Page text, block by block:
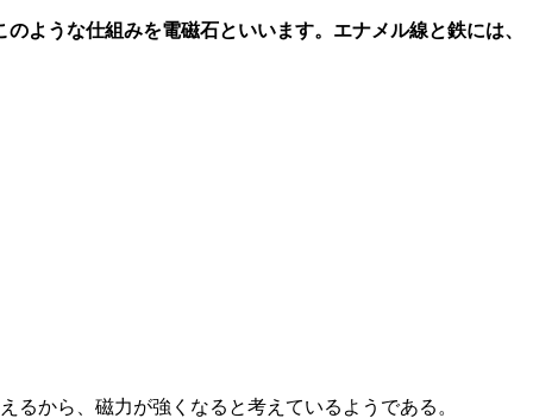
うな仕組みを電磁石といいます。エナメル線と鉄には、
から、磁力が強くなると考えているようである。